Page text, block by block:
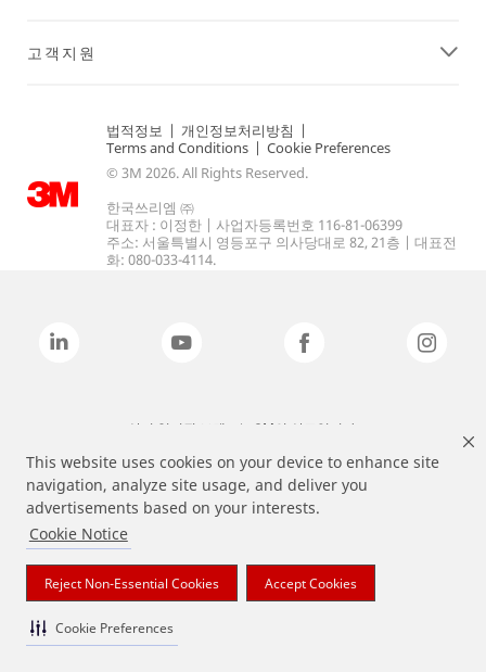
This website uses cookies on your device to enhance site
navigation, analyze site usage, and deliver you
advertisements based on your interests.
Cookie Notice
Reject Non-Essential Cookies Accept Cookies
Cookie Preferences
고객지원
법적정보 | 개인정보처리방침 |
Terms and Conditions | Cookie Preferences
© 3M 2026. All Rights Reserved.
한국쓰리엠 ㈜
대표자 : 이정한 | 사업자등록번호 116-81-06399
주소: 서울특별시 영등포구 의사당대로 82, 21층 | 대표전
화: 080-033-4114.
상기 열거된 브랜드는 3M의 상표입니다.